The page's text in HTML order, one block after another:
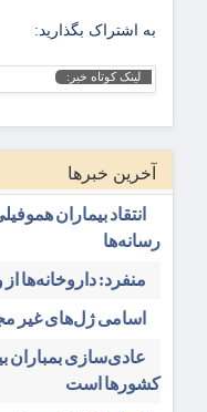
به اشتراک بگذارید:
لینک کوتاه خبر:
آخرین خبرها
انتقاد بیماران
رسانه‌ها
منفرد: داروخانه‌ها از
اسامی ژل‌های غیر
عادی‌سازی بمباران
کشورها است